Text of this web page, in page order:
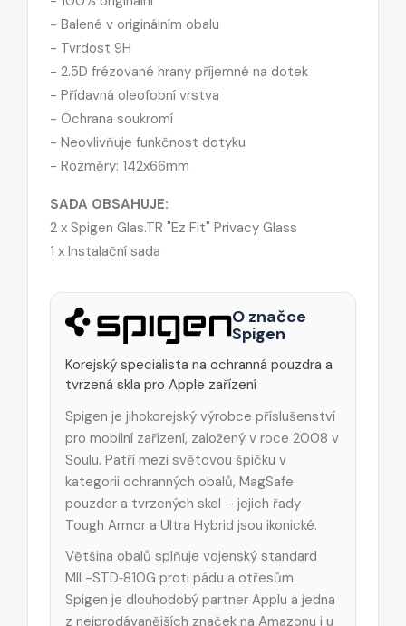
- Balené v originálním obalu
- Tvrdost 9H
- 2.5D frézované hrany příjemné na dotek
- Přídavná oleofobní vrstva
- Ochrana soukromí
- Neovlivňuje funkčnost dotyku
- Rozměry: 142x66mm
SADA OBSAHUJE:
2 x Spigen Glas.TR "Ez Fit" Privacy Glass
1 x Instalační sada
O značce
Spigen
Korejský specialista na ochranná pouzdra a
tvrzená skla pro Apple zařízení
Spigen je jihokorejský výrobce příslušenství
pro mobilní zařízení, založený v roce 2008 v
Soulu. Patří mezi světovou špičku v
kategorii ochranných obalů, MagSafe
pouzder a tvrzených skel – jejich řady
Tough Armor a Ultra Hybrid jsou ikonické.
Většina obalů splňuje vojenský standard
MIL-STD‑810G proti pádu a otřesům.
Spigen je dlouhodobý partner Applu a jedna
z nejprodávanějších značek na Amazonu i u